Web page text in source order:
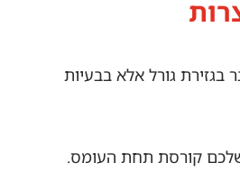
גורל אלא בבעיות
שלכם קורסת תחת העומס.